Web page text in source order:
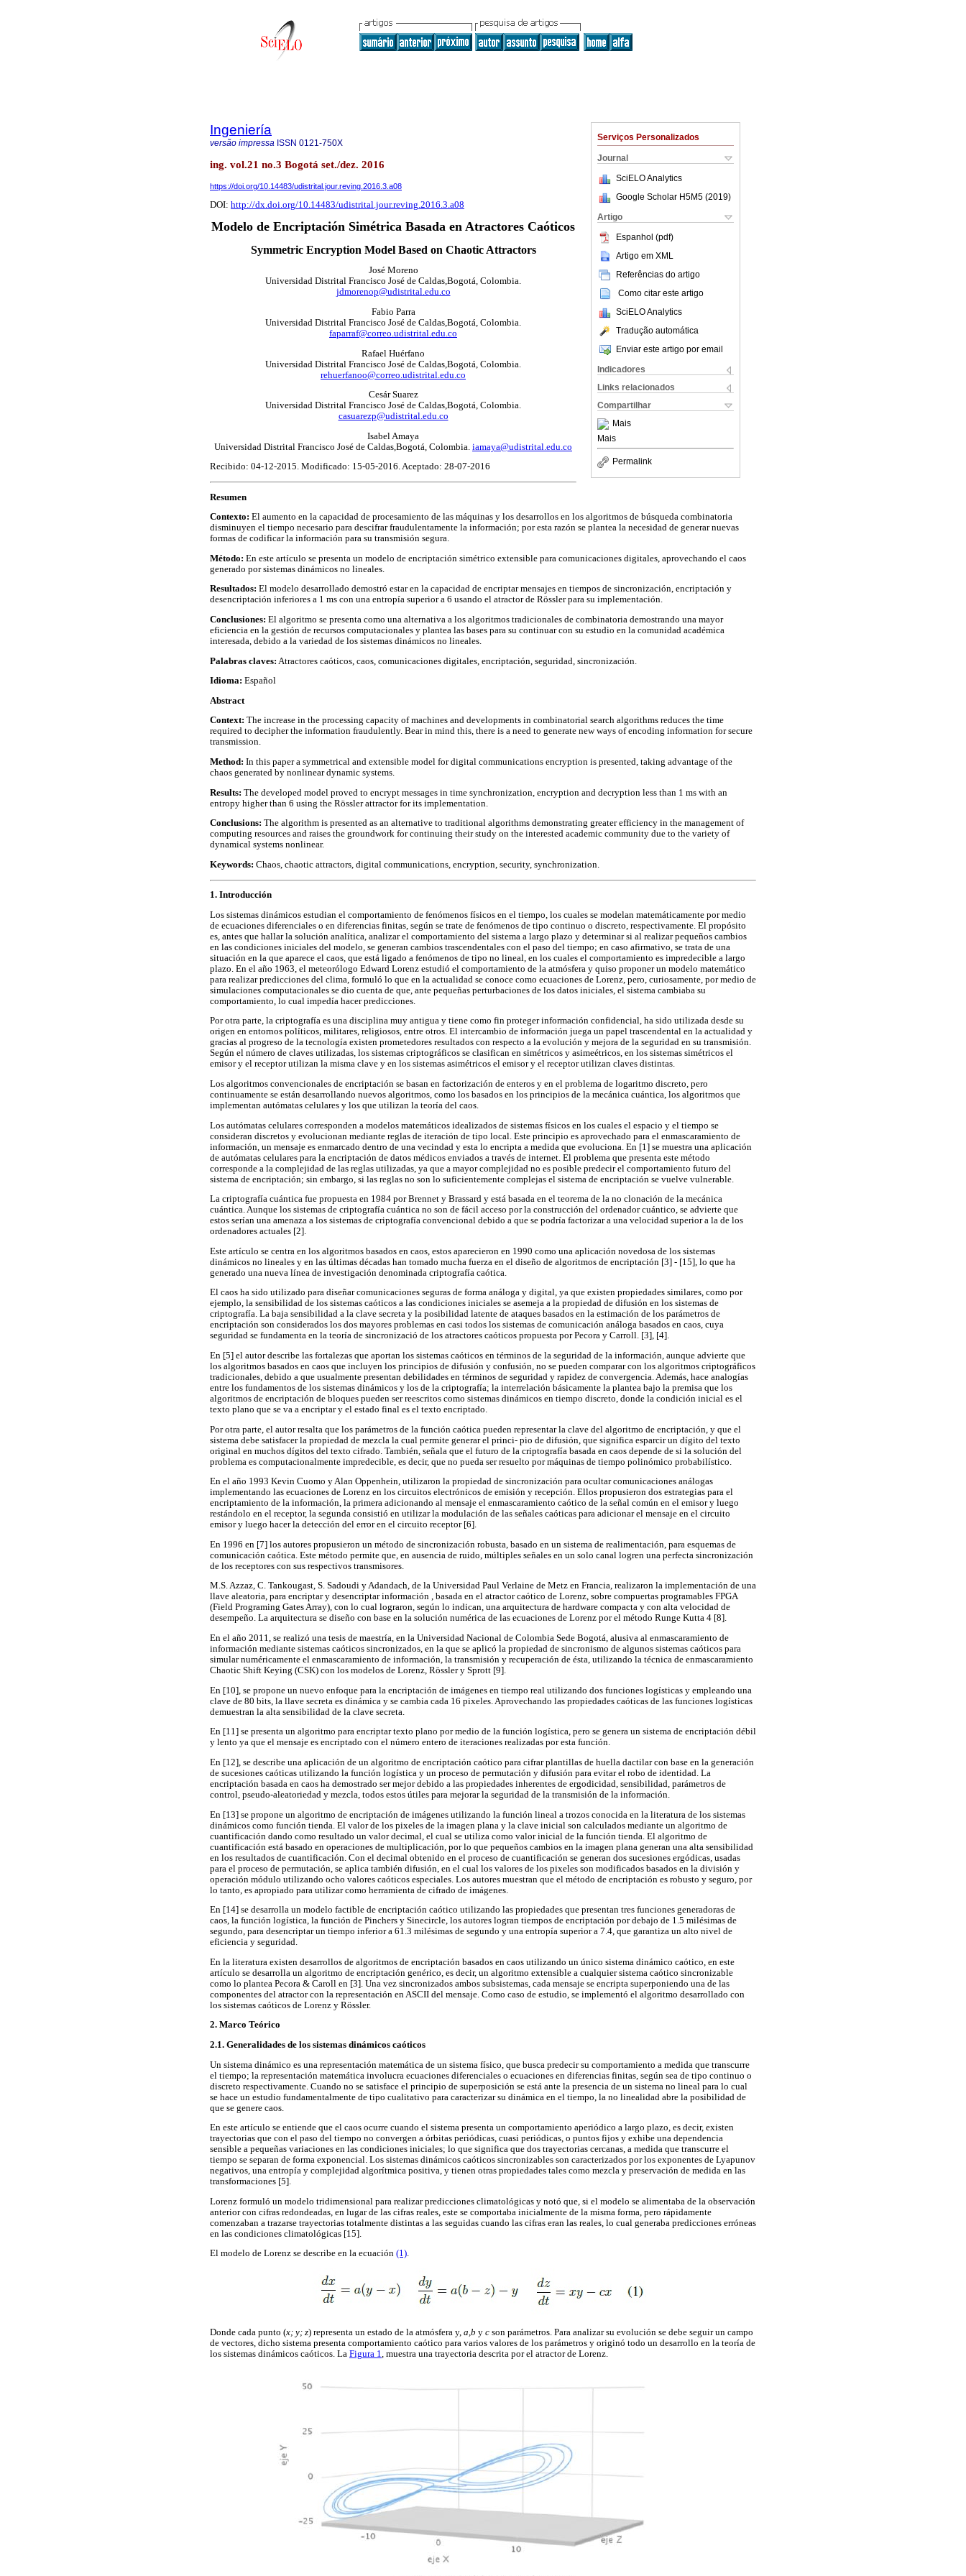
Serviços Personalizados
Journal
SciELO Analytics
Google Scholar H5M5 (2019)
Artigo
Espanhol (pdf)
Artigo em XML
Referências do artigo
Como citar este artigo
SciELO Analytics
Tradução automática
Enviar este artigo por email
Indicadores
Links relacionados
Compartilhar
Mais
Mais
Permalink
Ingeniería
versão impressa ISSN 0121-750X
ing. vol.21 no.3 Bogotá set./dez. 2016
https://doi.org/10.14483/udistrital.jour.reving.2016.3.a08
DOI: http://dx.doi.org/10.14483/udistrital.jour.reving.2016.3.a08
Modelo de Encriptación Simétrica Basada en Atractores Caóticos
Symmetric Encryption Model Based on Chaotic Attractors
José Moreno
Universidad Distrital Francisco José de Caldas,Bogotá, Colombia.
jdmorenop@udistrital.edu.co
Fabio Parra
Universidad Distrital Francisco José de Caldas,Bogotá, Colombia.
faparraf@correo.udistrital.edu.co
Rafael Huérfano
Universidad Distrital Francisco José de Caldas,Bogotá, Colombia.
rehuerfanoo@correo.udistrital.edu.co
Cesár Suarez
Universidad Distrital Francisco José de Caldas,Bogotá, Colombia.
casuarezp@udistrital.edu.co
Isabel Amaya
Universidad Distrital Francisco José de Caldas,Bogotá, Colombia. iamaya@udistrital.edu.co
Recibido: 04-12-2015. Modificado: 15-05-2016. Aceptado: 28-07-2016
Resumen
Contexto: El aumento en la capacidad de procesamiento de las máquinas y los desarrollos en los algoritmos de búsqueda combinatoria
disminuyen el tiempo necesario para descifrar fraudulentamente la información; por esta razón se plantea la necesidad de generar nuevas
formas de codificar la información para su transmisión segura.
Método: En este artículo se presenta un modelo de encriptación simétrico extensible para comunicaciones digitales, aprovechando el caos
generado por sistemas dinámicos no lineales.
Resultados: El modelo desarrollado demostró estar en la capacidad de encriptar mensajes en tiempos de sincronización, encriptación y
desencriptación inferiores a 1 ms con una entropía superior a 6 usando el atractor de Rössler para su implementación.
Conclusiones: El algoritmo se presenta como una alternativa a los algoritmos tradicionales de combinatoria demostrando una mayor
eficiencia en la gestión de recursos computacionales y plantea las bases para su continuar con su estudio en la comunidad académica
interesada, debido a la variedad de los sistemas dinámicos no lineales.
Palabras claves: Atractores caóticos, caos, comunicaciones digitales, encriptación, seguridad, sincronización.
Idioma: Español
Abstract
Context: The increase in the processing capacity of machines and developments in combinatorial search algorithms reduces the time
required to decipher the information fraudulently. Bear in mind this, there is a need to generate new ways of encoding information for secure
transmission.
Method: In this paper a symmetrical and extensible model for digital communications encryption is presented, taking advantage of the
chaos generated by nonlinear dynamic systems.
Results: The developed model proved to encrypt messages in time synchronization, encryption and decryption less than 1 ms with an
entropy higher than 6 using the Rössler attractor for its implementation.
Conclusions: The algorithm is presented as an alternative to traditional algorithms demonstrating greater efficiency in the management of
computing resources and raises the groundwork for continuing their study on the interested academic community due to the variety of
dynamical systems nonlinear.
Keywords: Chaos, chaotic attractors, digital communications, encryption, security, synchronization.
1. Introducción
Los sistemas dinámicos estudian el comportamiento de fenómenos físicos en el tiempo, los cuales se modelan matemáticamente por medio
de ecuaciones diferenciales o en diferencias finitas, según se trate de fenómenos de tipo continuo o discreto, respectivamente. El propósito
es, antes que hallar la solución analítica, analizar el comportamiento del sistema a largo plazo y determinar si al realizar pequeños cambios
en las condiciones iniciales del modelo, se generan cambios trascendentales con el paso del tiempo; en caso afirmativo, se trata de una
situación en la que aparece el caos, que está ligado a fenómenos de tipo no lineal, en los cuales el comportamiento es impredecible a largo
plazo. En el año 1963, el meteorólogo Edward Lorenz estudió el comportamiento de la atmósfera y quiso proponer un modelo matemático
para realizar predicciones del clima, formuló lo que en la actualidad se conoce como ecuaciones de Lorenz, pero, curiosamente, por medio de
simulaciones computacionales se dio cuenta de que, ante pequeñas perturbaciones de los datos iniciales, el sistema cambiaba su
comportamiento, lo cual impedía hacer predicciones.
Por otra parte, la criptografía es una disciplina muy antigua y tiene como fin proteger información confidencial, ha sido utilizada desde su
origen en entornos políticos, militares, religiosos, entre otros. El intercambio de información juega un papel trascendental en la actualidad y
gracias al progreso de la tecnología existen prometedores resultados con respecto a la evolución y mejora de la seguridad en su transmisión.
Según el número de claves utilizadas, los sistemas criptográficos se clasifican en simétricos y asimeétricos, en los sistemas simétricos el
emisor y el receptor utilizan la misma clave y en los sistemas asimétricos el emisor y el receptor utilizan claves distintas.
Los algoritmos convencionales de encriptación se basan en factorización de enteros y en el problema de logaritmo discreto, pero
continuamente se están desarrollando nuevos algoritmos, como los basados en los principios de la mecánica cuántica, los algoritmos que
implementan autómatas celulares y los que utilizan la teoría del caos.
Los autómatas celulares corresponden a modelos matemáticos idealizados de sistemas físicos en los cuales el espacio y el tiempo se
consideran discretos y evolucionan mediante reglas de iteración de tipo local. Este principio es aprovechado para el enmascaramiento de
información, un mensaje es enmarcado dentro de una vecindad y esta lo encripta a medida que evoluciona. En [1] se muestra una aplicación
de autómatas celulares para la encriptación de datos médicos enviados a través de internet. El problema que presenta este método
corresponde a la complejidad de las reglas utilizadas, ya que a mayor complejidad no es posible predecir el comportamiento futuro del
sistema de encriptación; sin embargo, si las reglas no son lo suficientemente complejas el sistema de encriptación se vuelve vulnerable.
La criptografía cuántica fue propuesta en 1984 por Brennet y Brassard y está basada en el teorema de la no clonación de la mecánica
cuántica. Aunque los sistemas de criptografía cuántica no son de fácil acceso por la construcción del ordenador cuántico, se advierte que
estos serían una amenaza a los sistemas de criptografía convencional debido a que se podría factorizar a una velocidad superior a la de los
ordenadores actuales [2].
Este artículo se centra en los algoritmos basados en caos, estos aparecieron en 1990 como una aplicación novedosa de los sistemas
dinámicos no lineales y en las últimas décadas han tomado mucha fuerza en el diseño de algoritmos de encriptación [3] - [15], lo que ha
generado una nueva línea de investigación denominada criptografía caótica.
El caos ha sido utilizado para diseñar comunicaciones seguras de forma análoga y digital, ya que existen propiedades similares, como por
ejemplo, la sensibilidad de los sistemas caóticos a las condiciones iniciales se asemeja a la propiedad de difusión en los sistemas de
criptografía. La baja sensibilidad a la clave secreta y la posibilidad latente de ataques basados en la estimación de los parámetros de
encriptación son considerados los dos mayores problemas en casi todos los sistemas de comunicación análoga basados en caos, cuya
seguridad se fundamenta en la teoría de sincronizació de los atractores caóticos propuesta por Pecora y Carroll. [3], [4].
En [5] el autor describe las fortalezas que aportan los sistemas caóticos en términos de la seguridad de la información, aunque advierte que
los algoritmos basados en caos que incluyen los principios de difusión y confusión, no se pueden comparar con los algoritmos criptográficos
tradicionales, debido a que usualmente presentan debilidades en términos de seguridad y rapidez de convergencia. Además, hace analogías
entre los fundamentos de los sistemas dinámicos y los de la criptografía; la interrelación básicamente la plantea bajo la premisa que los
algoritmos de encriptación de bloques pueden ser reescritos como sistemas dinámicos en tiempo discreto, donde la condición inicial es el
texto plano que se va a encriptar y el estado final es el texto encriptado.
Por otra parte, el autor resalta que los parámetros de la función caótica pueden representar la clave del algoritmo de encriptación, y que el
sistema debe satisfacer la propiedad de mezcla la cual permite generar el princi- pio de difusión, que significa esparcir un dígito del texto
original en muchos dígitos del texto cifrado. También, señala que el futuro de la criptografía basada en caos depende de si la solución del
problema es computacionalmente impredecible, es decir, que no pueda ser resuelto por máquinas de tiempo polinómico probabilístico.
En el año 1993 Kevin Cuomo y Alan Oppenhein, utilizaron la propiedad de sincronización para ocultar comunicaciones análogas
implementando las ecuaciones de Lorenz en los circuitos electrónicos de emisión y recepción. Ellos propusieron dos estrategias para el
encriptamiento de la información, la primera adicionando al mensaje el enmascaramiento caótico de la señal común en el emisor y luego
restándolo en el receptor, la segunda consistió en utilizar la modulación de las señales caóticas para adicionar el mensaje en el circuito
emisor y luego hacer la detección del error en el circuito receptor [6].
En 1996 en [7] los autores propusieron un método de sincronización robusta, basado en un sistema de realimentación, para esquemas de
comunicación caótica. Este método permite que, en ausencia de ruido, múltiples señales en un solo canal logren una perfecta sincronización
de los receptores con sus respectivos transmisores.
M.S. Azzaz, C. Tankougast, S. Sadoudi y Adandach, de la Universidad Paul Verlaine de Metz en Francia, realizaron la implementación de una
llave aleatoria, para encriptar y desencriptar información , basada en el atractor caótico de Lorenz, sobre compuertas programables FPGA
(Field Programing Gates Array), con lo cual lograron, según lo indican, una arquitectura de hardware compacta y con alta velocidad de
desempeño. La arquitectura se diseño con base en la solución numérica de las ecuaciones de Lorenz por el método Runge Kutta 4 [8].
En el año 2011, se realizó una tesis de maestría, en la Universidad Nacional de Colombia Sede Bogotá, alusiva al enmascaramiento de
información mediante sistemas caóticos sincronizados, en la que se aplicó la propiedad de sincronismo de algunos sistemas caóticos para
simular numéricamente el enmascaramiento de información, la transmisión y recuperación de ésta, utilizando la técnica de enmascaramiento
Chaotic Shift Keying (CSK) con los modelos de Lorenz, Rössler y Sprott [9].
En [10], se propone un nuevo enfoque para la encriptación de imágenes en tiempo real utilizando dos funciones logísticas y empleando una
clave de 80 bits, la llave secreta es dinámica y se cambia cada 16 pixeles. Aprovechando las propiedades caóticas de las funciones logísticas
demuestran la alta sensibilidad de la clave secreta.
En [11] se presenta un algoritmo para encriptar texto plano por medio de la función logística, pero se genera un sistema de encriptación débil
y lento ya que el mensaje es encriptado con el número entero de iteraciones realizadas por esta función.
En [12], se describe una aplicación de un algoritmo de encriptación caótico para cifrar plantillas de huella dactilar con base en la generación
de sucesiones caóticas utilizando la función logística y un proceso de permutación y difusión para evitar el robo de identidad. La
encriptación basada en caos ha demostrado ser mejor debido a las propiedades inherentes de ergodicidad, sensibilidad, parámetros de
control, pseudo-aleatoriedad y mezcla, todos estos útiles para mejorar la seguridad de la transmisión de la información.
En [13] se propone un algoritmo de encriptación de imágenes utilizando la función lineal a trozos conocida en la literatura de los sistemas
dinámicos como función tienda. El valor de los pixeles de la imagen plana y la clave inicial son calculados mediante un algoritmo de
cuantificación dando como resultado un valor decimal, el cual se utiliza como valor inicial de la función tienda. El algoritmo de
cuantificación está basado en operaciones de multiplicación, por lo que pequeños cambios en la imagen plana generan una alta sensibilidad
en los resultados de cuantificación. Con el decimal obtenido en el proceso de cuantificación se generan dos sucesiones ergódicas, usadas
para el proceso de permutación, se aplica también difusión, en el cual los valores de los pixeles son modificados basados en la división y
operación módulo utilizando ocho valores caóticos especiales. Los autores muestran que el método de encriptación es robusto y seguro, por
lo tanto, es apropiado para utilizar como herramienta de cifrado de imágenes.
En [14] se desarrolla un modelo factible de encriptación caótico utilizando las propiedades que presentan tres funciones generadoras de
caos, la función logística, la función de Pinchers y Sinecircle, los autores logran tiempos de encriptación por debajo de 1.5 milésimas de
segundo, para desencriptar un tiempo inferior a 61.3 milésimas de segundo y una entropía superior a 7.4, que garantiza un alto nivel de
eficiencia y seguridad.
En la literatura existen desarrollos de algoritmos de encriptación basados en caos utilizando un único sistema dinámico caótico, en este
artículo se desarrolla un algoritmo de encriptación genérico, es decir, un algoritmo extensible a cualquier sistema caótico sincronizable
como lo plantea Pecora & Caroll en [3]. Una vez sincronizados ambos subsistemas, cada mensaje se encripta superponiendo una de las
componentes del atractor con la representación en ASCII del mensaje. Como caso de estudio, se implementó el algoritmo desarrollado con
los sistemas caóticos de Lorenz y Rössler.
2. Marco Teórico
2.1. Generalidades de los sistemas dinámicos caóticos
Un sistema dinámico es una representación matemática de un sistema físico, que busca predecir su comportamiento a medida que transcurre
el tiempo; la representación matemática involucra ecuaciones diferenciales o ecuaciones en diferencias finitas, según sea de tipo continuo o
discreto respectivamente. Cuando no se satisface el principio de superposición se está ante la presencia de un sistema no lineal para lo cual
se hace un estudio fundamentalmente de tipo cualitativo para caracterizar su dinámica en el tiempo, la no linealidad abre la posibilidad de
que se genere caos.
En este artículo se entiende que el caos ocurre cuando el sistema presenta un comportamiento aperiódico a largo plazo, es decir, existen
trayectorias que con el paso del tiempo no convergen a órbitas periódicas, cuasi periódicas, o puntos fijos y exhibe una dependencia
sensible a pequeñas variaciones en las condiciones iniciales; lo que significa que dos trayectorias cercanas, a medida que transcurre el
tiempo se separan de forma exponencial. Los sistemas dinámicos caóticos sincronizables son caracterizados por los exponentes de Lyapunov
negativos, una entropía y complejidad algorítmica positiva, y tienen otras propiedades tales como mezcla y preservación de medida en las
transformaciones [5].
Lorenz formuló un modelo tridimensional para realizar predicciones climatológicas y notó que, si el modelo se alimentaba de la observación
anterior con cifras redondeadas, en lugar de las cifras reales, este se comportaba inicialmente de la misma forma, pero rápidamente
comenzaban a trazarse trayectorias totalmente distintas a las seguidas cuando las cifras eran las reales, lo cual generaba predicciones erróneas
en las condiciones climatológicas [15].
El modelo de Lorenz se describe en la ecuación (1).
Donde cada punto (x; y; z) representa un estado de la atmósfera y, a,b y c son parámetros. Para analizar su evolución se debe seguir un campo
de vectores, dicho sistema presenta comportamiento caótico para varios valores de los parámetros y originó todo un desarrollo en la teoría de
los sistemas dinámicos caóticos. La Figura 1 , muestra una trayectoria descrita por el atractor de Lorenz.